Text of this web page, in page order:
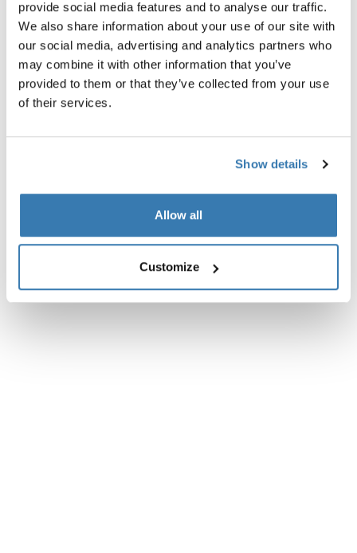
provide social media features and to analyse our traffic.
We also share information about your use of our site with
our social media, advertising and analytics partners who
may combine it with other information that you’ve
provided to them or that they’ve collected from your use
of their services.
Show details
Allow all
Customize
Toggle overview
Descripción del producto
Toggle features
Todas las características